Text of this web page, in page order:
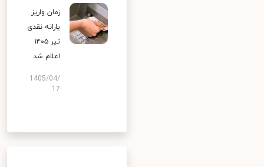
زمان واریز
یارانه نقدی
تیر ۱۴۰۵
اعلام شد
1405/04/
17